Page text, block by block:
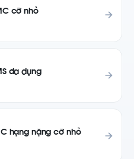
cỡ nhỏ
đa dụng
hạng nặng cỡ nhỏ